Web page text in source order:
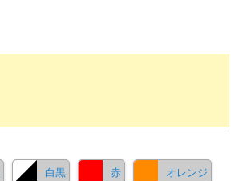
白黒 赤 オレンジ